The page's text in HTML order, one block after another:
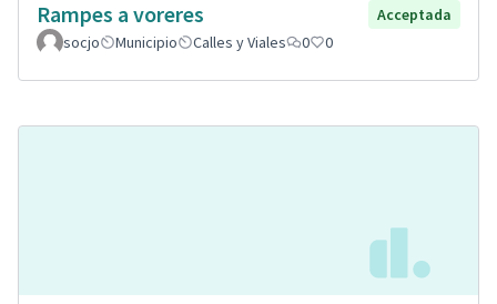
Rampes a voreres
Acceptada
socjo
Municipio Calles y Viales 0 0